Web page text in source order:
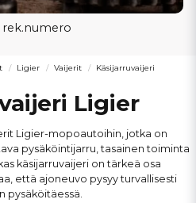
rek.numero
Ligier Vaijerit Käsijarruvaijeri
Ligier
Ligier-mopoautoihin, jotka on
pysäköintijarru, tasainen toiminta
käsijarruvaijeri on tärkeä osa
että ajoneuvo pysyy turvallisesti
pysäköitäessä.